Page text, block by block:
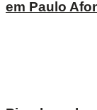
em Paulo